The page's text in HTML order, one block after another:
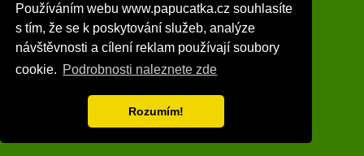
Používáním webu www.papucatka.cz souhlasíte
s tím, že se k poskytování služeb, analýze
návštěvnosti a cílení reklam používají soubory
cookie. Podrobnosti naleznete zde
Rozumím!